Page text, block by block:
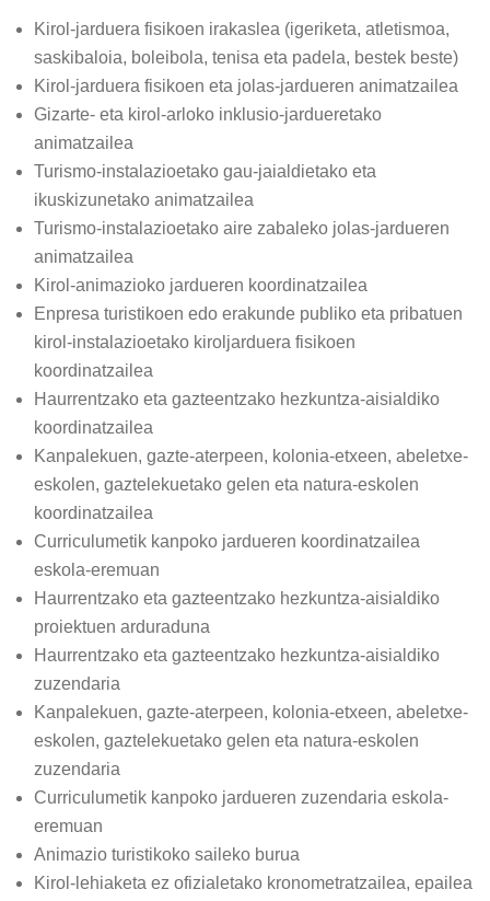
Kirol-jarduera fisikoen irakaslea (igeriketa, atletismoa,
saskibaloia, boleibola, tenisa eta padela, bestek beste)
Kirol-jarduera fisikoen eta jolas-jardueren animatzailea
Gizarte- eta kirol-arloko inklusio-jardueretako
animatzailea
Turismo-instalazioetako gau-jaialdietako eta
ikuskizunetako animatzailea
Turismo-instalazioetako aire zabaleko jolas-jardueren
animatzailea
Kirol-animazioko jardueren koordinatzailea
Enpresa turistikoen edo erakunde publiko eta pribatuen
kirol-instalazioetako kiroljarduera fisikoen
koordinatzailea
Haurrentzako eta gazteentzako hezkuntza-aisialdiko
koordinatzailea
Kanpalekuen, gazte-aterpeen, kolonia-etxeen, abeletxe-
eskolen, gaztelekuetako gelen eta natura-eskolen
koordinatzailea
Curriculumetik kanpoko jardueren koordinatzailea
eskola-eremuan
Haurrentzako eta gazteentzako hezkuntza-aisialdiko
proiektuen arduraduna
Haurrentzako eta gazteentzako hezkuntza-aisialdiko
zuzendaria
Kanpalekuen, gazte-aterpeen, kolonia-etxeen, abeletxe-
eskolen, gaztelekuetako gelen eta natura-eskolen
zuzendaria
Curriculumetik kanpoko jardueren zuzendaria eskola-
eremuan
Animazio turistikoko saileko burua
Kirol-lehiaketa ez ofizialetako kronometratzailea, epailea